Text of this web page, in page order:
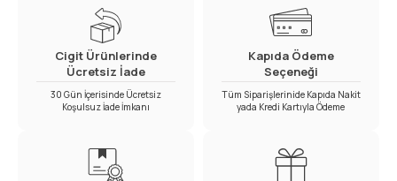
Cigit Ürünlerinde
Ücretsiz İade
30 Gün İçerisinde Ücretsiz
Koşulsuz İade İmkanı
Kapıda Ödeme
Seçeneği
Tüm Siparişlerinide Kapıda Nakit
yada Kredi Kartıyla Ödeme